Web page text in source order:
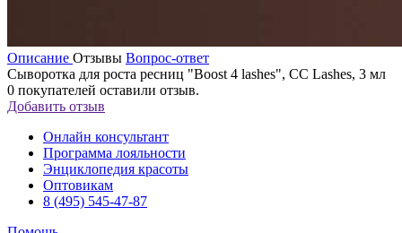
Описание Отзывы Вопрос-ответ
Сыворотка для роста ресниц "Boost 4 lashes", CC Lashes, 3 мл
0 покупателей оставили отзыв.
Добавить отзыв
Онлайн консультант
Программа лояльности
Энциклопедия красоты
Оптовикам
8 (495) 545-47-87